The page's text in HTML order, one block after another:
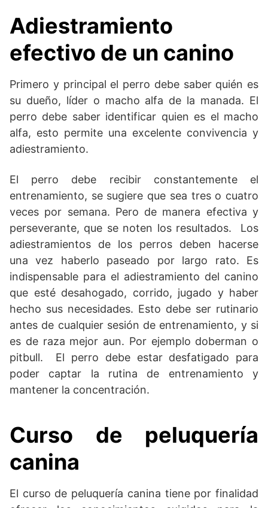
Adiestramiento
efectivo de un canino
Primero y principal el perro debe saber quién es
su dueño, líder o macho alfa de la manada. El
perro debe saber identificar quien es el macho
alfa, esto permite una excelente convivencia y
adiestramiento.
El perro debe recibir constantemente el
entrenamiento, se sugiere que sea tres o cuatro
veces por semana. Pero de manera efectiva y
perseverante, que se noten los resultados. Los
adiestramientos de los perros deben hacerse
una vez haberlo paseado por largo rato. Es
indispensable para el adiestramiento del canino
que esté desahogado, corrido, jugado y haber
hecho sus necesidades. Esto debe ser rutinario
antes de cualquier sesión de entrenamiento, y si
es de raza mejor aun. Por ejemplo doberman o
pitbull. El perro debe estar desfatigado para
poder captar la rutina de entrenamiento y
mantener la concentración.
Curso de peluquería
canina
El curso de peluquería canina tiene por finalidad